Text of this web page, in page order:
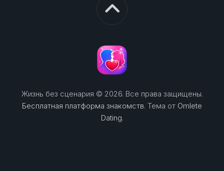
Жизнь без сценария © 2026. Все права защищены.
Бесплатная платформа знакомств. Тема от Omlete
Dating.